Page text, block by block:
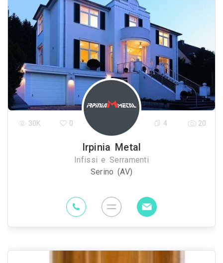
Irpinia Metal
Infissi e Serramenti
Serino (AV)
30K 0 4 20